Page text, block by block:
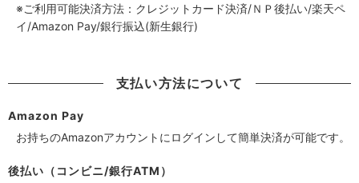
※ご利用可能決済方法：クレジットカード決済/ＮＰ後払い/楽天ペ
イ/Amazon Pay/銀行振込(新生銀行)
支払い方法について
Amazon Pay
お持ちのAmazonアカウントにログインして簡単決済が可能です。
後払い（コンビニ/銀行ATM）